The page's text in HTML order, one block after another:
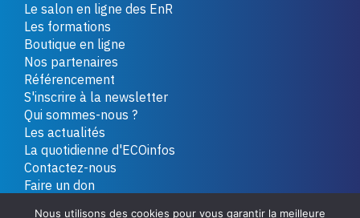
Le salon en ligne des EnR
Les formations
Boutique en ligne
Nos partenaires
Référencement
S'inscrire à la newsletter
Qui sommes-nous ?
Les actualités
La quotidienne d'ECOinfos
Contactez-nous
Faire un don
Nous utilisons des cookies pour vous garantir la meilleure